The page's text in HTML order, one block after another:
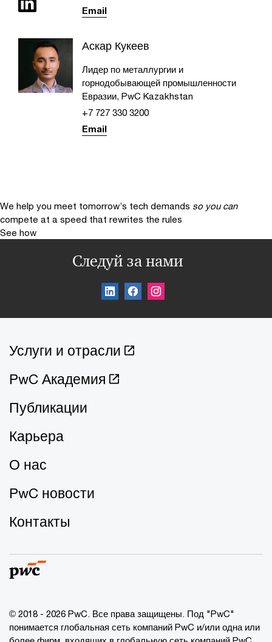
Email
Аскар Кукеев
Лидер по металлургии и
горнодобывающей промышленности
Евразии, PwC Kazakhstan
+7 727 330 3200
Email
We help you meet tomorrow’s tech demands so you can
compete at a speed that rewrites the rules
See how
Следуй за нами
Услуги и отрасли
PwC Академия
Публикации
Карьера
О нас
PwC новости
Контакты
© 2018 - 2026 PwC. Все права защищены. Под "PwC"
понимается глобальная сеть компаний PwC и/или одна или